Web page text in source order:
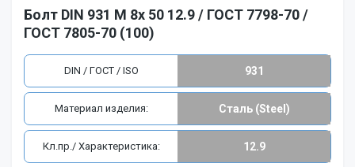
Болт DIN 931 M 8x 50 12.9 / ГОСТ 7798-70 /
ГОСТ 7805-70 (100)
DIN / ГОСТ / ISO 931
Материал изделия: Сталь (Steel)
Кл.пр./ Характеристика: 12.9